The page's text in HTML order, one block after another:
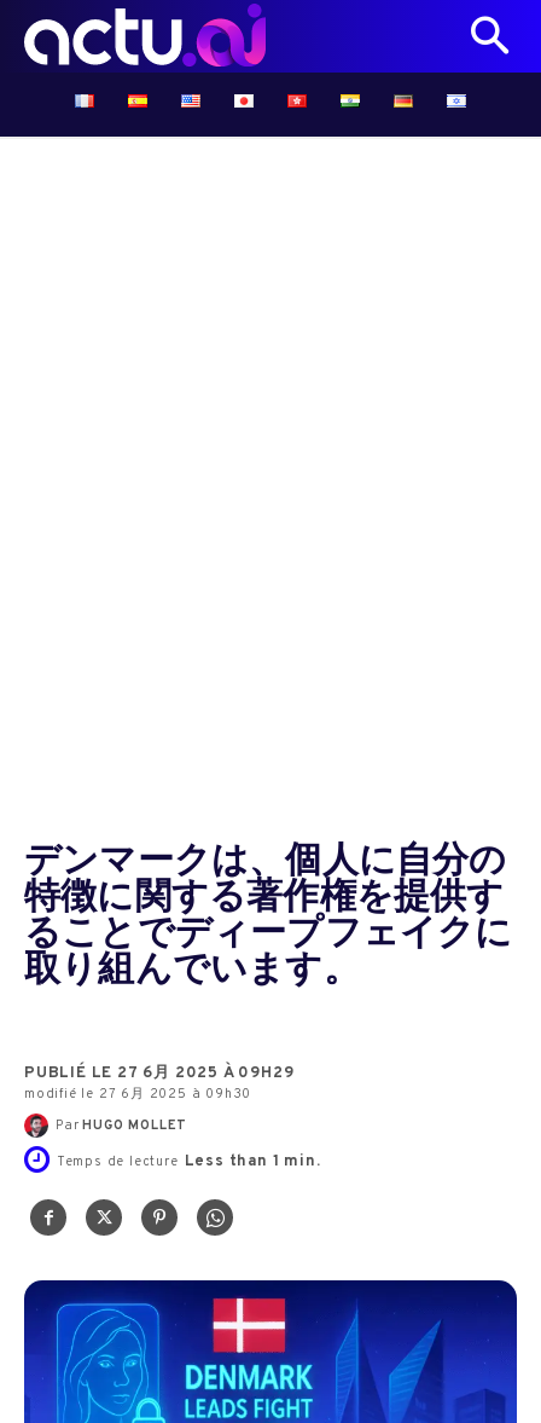
デンマークは、個人に自分の
特徴に関する著作権を提供す
ることでディープフェイクに
取り組んでいます。
PUBLIÉ LE 27 6月 2025 À 09H29
modifié le 27 6月 2025 à 09h30
Par HUGO MOLLET
Temps de lecture Less than 1 min.